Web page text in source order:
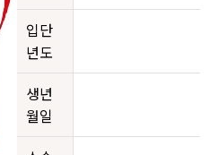
입단
년도
생년
월일